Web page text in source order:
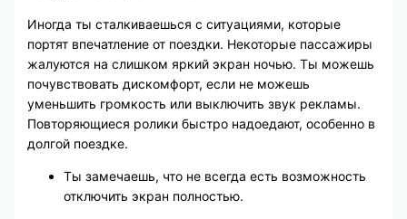
Иногда ты сталкиваешься с ситуациями, которые
портят впечатление от поездки. Некоторые пассажиры
жалуются на слишком яркий экран ночью. Ты можешь
почувствовать дискомфорт, если не можешь
уменьшить громкость или выключить звук рекламы.
Повторяющиеся ролики быстро надоедают, особенно в
долгой поездке.
Ты замечаешь, что не всегда есть возможность
отключить экран полностью.